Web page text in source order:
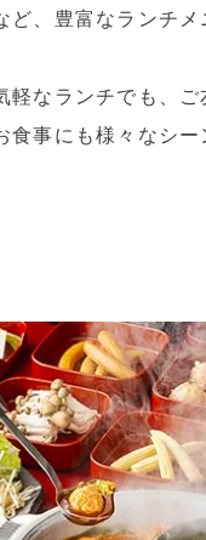
ど、豊富なランチメ
軽なランチでも、ご
食事にも様々なシー